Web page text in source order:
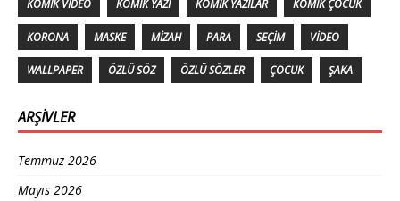
KOMIK VIDEO KOMIK YAZI KOMIK YAZILAR KOMIK ÇOCUK
KORONA MASKE MIZAH PARA SEÇIM VIDEO
WALLPAPER ÖZLÜ SÖZ ÖZLÜ SÖZLER ÇOCUK ŞAKA
ARŞIVLER
Temmuz 2026
Mayıs 2026